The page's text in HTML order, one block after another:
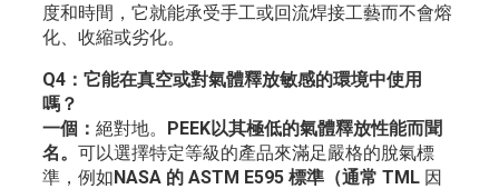
度和時間，它就能承受手工或回流焊接工藝而不會熔
化、收縮或劣化。
Q4：它能在真空或對氣體釋放敏感的環境中使用
嗎？
一個： 絕對地。 PEEK以其極低的氣體釋放性能而聞
名。 可以選擇特定等級的產品來滿足嚴格的脫氣標
準，例如NASA 的 ASTM E595 標準（通常 TML 因